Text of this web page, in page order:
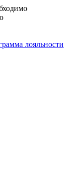
лояльности